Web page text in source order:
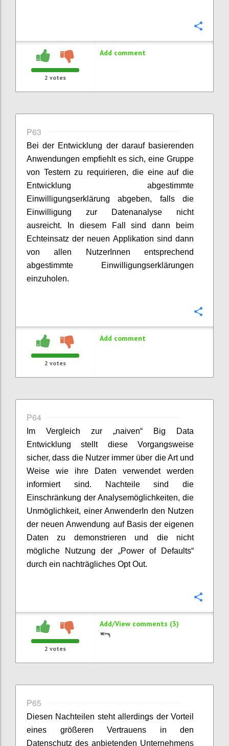
2 votes
Add comment
P63
Bei der Entwicklung der darauf basierenden
Anwendungen empfiehlt es sich, eine Gruppe
von Testern zu requirieren, die eine auf die
Entwicklung abgestimmte
Einwilligungserklärung abgeben, falls die
Einwilligung zur Datenanalyse nicht
ausreicht. In diesem Fall sind dann beim
Echteinsatz der neuen Applikation sind dann
von allen NutzerInnen entsprechend
abgestimmte Einwilligungserklärungen
einzuholen.
2 votes
Add comment
P64
Im Vergleich zur „naiven“ Big Data
Entwicklung stellt diese Vorgangsweise
sicher, dass die Nutzer immer über die Art und
Weise wie ihre Daten verwendet werden
informiert sind. Nachteile sind die
Einschränkung der Analysemöglichkeiten, die
Unmöglichkeit, einer AnwenderIn den Nutzen
der neuen Anwendung auf Basis der eigenen
Daten zu demonstrieren und die nicht
mögliche Nutzung der „Power of Defaults“
durch ein nachträgliches Opt Out.
2 votes
Add/View comments (3)
P65
Diesen Nachteilen steht allerdings der Vorteil
eines größeren Vertrauens in den
Datenschutz des anbietenden Unternehmens